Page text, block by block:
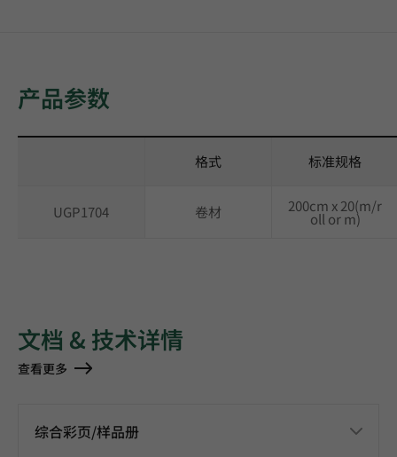
产品参数
格式 标准规格
UGP1704 卷材 200cm x 20(m/r
oll or m)
文档 & 技术详情
查看更多
综合彩页/样品册